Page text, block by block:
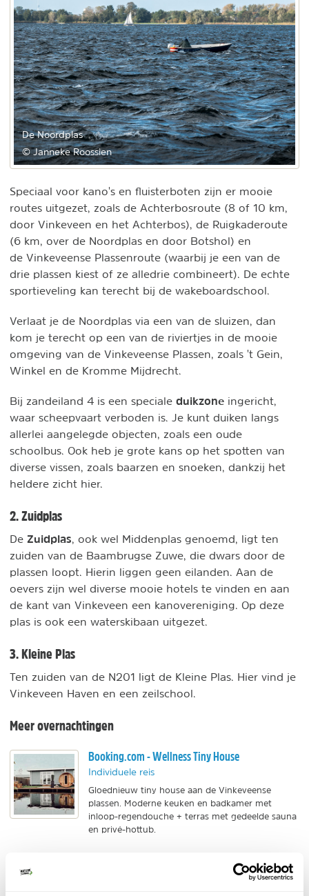
De Noordplas
© Janneke Roossien
Speciaal voor kano's en fluisterboten zijn er mooie
routes uitgezet, zoals de Achterbosroute (8 of 10 km,
door Vinkeveen en het Achterbos), de Ruigkaderoute
(6 km, over de Noordplas en door Botshol) en
de Vinkeveense Plassenroute (waarbij je een van de
drie plassen kiest of ze alledrie combineert). De echte
sportieveling kan terecht bij de wakeboardschool.
Verlaat je de Noordplas via een van de sluizen, dan
kom je terecht op een van de riviertjes in de mooie
omgeving van de Vinkeveense Plassen, zoals 't Gein,
Winkel en de Kromme Mijdrecht.
Bij zandeiland 4 is een speciale duikzone ingericht,
waar scheepvaart verboden is. Je kunt duiken langs
allerlei aangelegde objecten, zoals een oude
schoolbus. Ook heb je grote kans op het spotten van
diverse vissen, zoals baarzen en snoeken, dankzij het
heldere zicht hier.
2. Zuidplas
De Zuidplas , ook wel Middenplas genoemd, ligt ten
zuiden van de Baambrugse Zuwe, die dwars door de
plassen loopt. Hierin liggen geen eilanden. Aan de
oevers zijn wel diverse mooie hotels te vinden en aan
de kant van Vinkeveen een kanovereniging. Op deze
plas is ook een waterskibaan uitgezet.
3. Kleine Plas
Ten zuiden van de N201 ligt de Kleine Plas. Hier vind je
Vinkeveen Haven en een zeilschool.
Meer overnachtingen
Booking.com - Wellness Tiny House
Individuele reis
Gloednieuw tiny house aan de Vinkeveense
plassen. Moderne keuken en badkamer met
inloop-regendouche + terras met gedeelde sauna
en privé-hottub.